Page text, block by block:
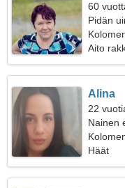
60
Pidän
Aito
Alina
22
Nainen
Häät